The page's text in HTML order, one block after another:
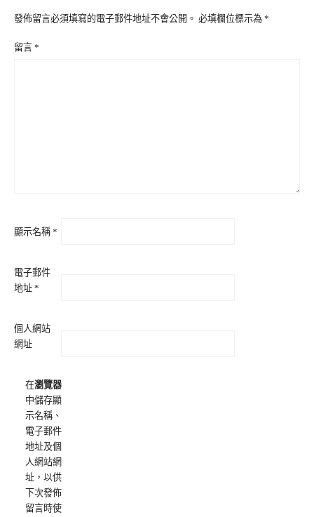
發佈留言必須填寫的電子郵件地址不會公開。 必填欄位標示為 *
留言 *
顯示名稱 *
電子郵件
地址 *
個人網站
網址
在瀏覽器
中儲存顯
示名稱、
電子郵件
地址及個
人網站網
址，以供
下次發佈
留言時使